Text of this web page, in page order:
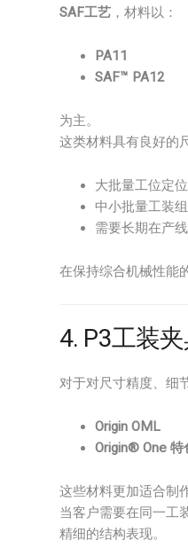
SAF工艺 ，材料以：
PA11
SAF™ PA12
为主。
这类材料具有良好的
大批量工位定
中小批量工装
需要长期在产
在保持综合机械性能
4. P3工装
对于对尺寸精度、细
Origin OML
Origin® One 特
这些材料更加适合制
当客户需要在同一工
精细的结构表现。